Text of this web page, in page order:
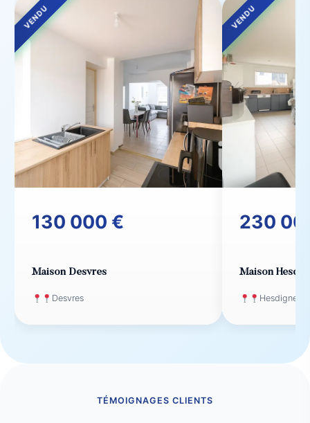
VENDU
130 000 €
Maison Desvres
Desvres
VENDU
230
Maison
Hesdigneul
TÉMOIGNAGES CLIENTS